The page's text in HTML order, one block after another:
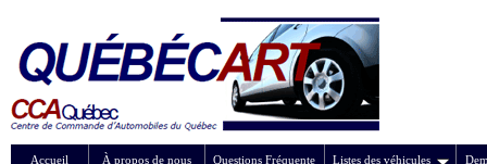
Accueil À propos de nous Questions Fréquente Listes des véhicules